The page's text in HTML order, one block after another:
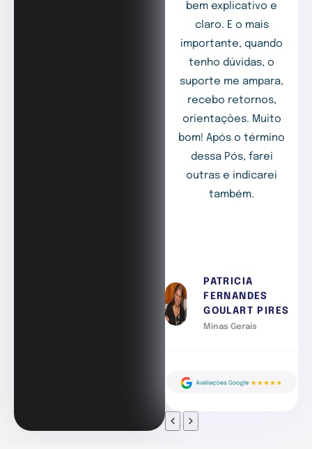
bem explicativo e
claro. E o mais
importante, quando
tenho dúvidas, o
suporte me ampara,
recebo retornos,
orientações. Muito
bom! Após o término
dessa Pós, farei
outras e indicarei
também.
PATRICIA
FERNANDES
GOULART PIRES
Minas Gerais